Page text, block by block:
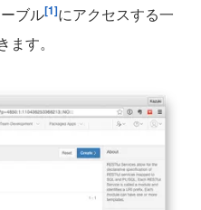
ブル[1]にアクセスする一
す。